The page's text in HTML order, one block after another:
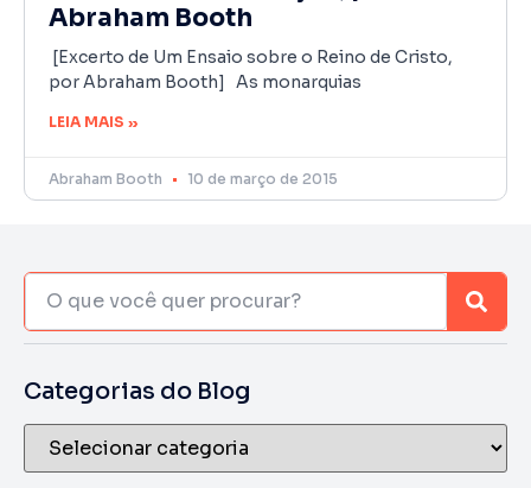
Abraham Booth
[Excerto de Um Ensaio sobre o Reino de Cristo,
por Abraham Booth] As monarquias
LEIA MAIS »
Abraham Booth 10 de março de 2015
Categorias do Blog